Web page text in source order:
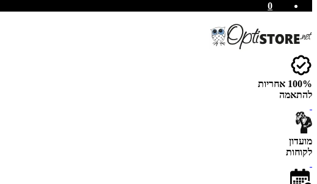
0
100% אחריות
להתאמה
מועדון
לקוחות